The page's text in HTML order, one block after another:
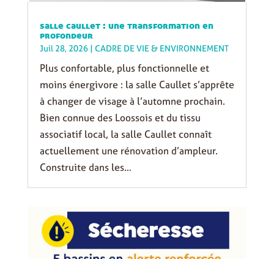
salle caullet : une transformation en
profondeur
Juil 28, 2026| CADRE DE VIE & ENVIRONNEMENT
Plus confortable, plus fonctionnelle et
moins énergivore : la salle Caullet s’apprête
à changer de visage à l’automne prochain.
Bien connue des Loossois et du tissu
associatif local, la salle Caullet connaît
actuellement une rénovation d’ampleur.
Construite dans les…